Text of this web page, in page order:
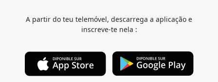
A partir do teu telemóvel, descarrega a aplicação e
inscreve-te nela :